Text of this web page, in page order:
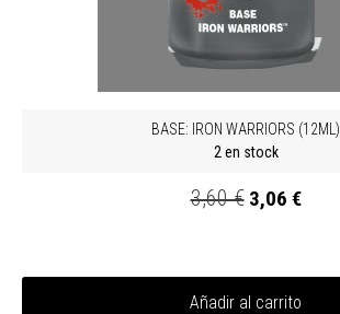
BASE: IRON WARRIORS (12ML)
2 en stock
3,60 € 3,06 €
Añadir al carrito